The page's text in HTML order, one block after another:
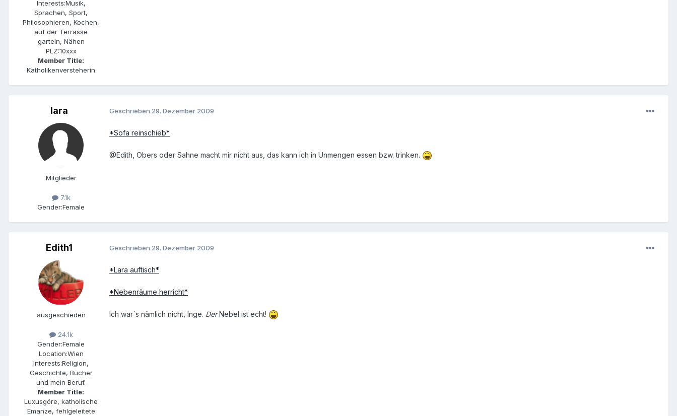
Interests:Musik,
Sprachen, Sport,
Philosophieren, Kochen,
auf der Terrasse
garteln, Nähen
PLZ:10xxx
Member Title:
Katholikenversteherin
lara
Mitglieder
7.1k
Gender:Female
Geschrieben 29. Dezember 2009
*Sofa reinschieb*
@Edith, Obers oder Sahne macht mir nicht aus, das kann ich in Unmengen essen bzw. trinken.
Edith1
ausgeschieden
24.1k
Gender:Female
Location:Wien
Interests:Religion,
Geschichte, Bücher
und mein Beruf.
Member Title:
Luxusgöre, katholische
Emanze, fehlgeleitete
Geschrieben 29. Dezember 2009
*Lara auftisch*
*Nebenräume herricht*
Ich war´s nämlich nicht, Inge. DerNebel ist echt!